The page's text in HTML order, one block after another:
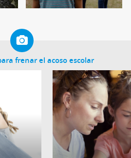
frenar el acoso escolar